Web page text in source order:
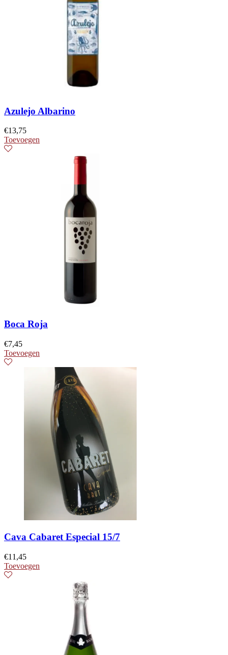
Azulejo Albarino
€13,75
Toevoegen
Boca Roja
€7,45
Toevoegen
Cava Cabaret Especial 15/7
€11,45
Toevoegen